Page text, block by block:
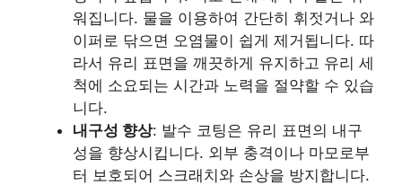
워집니다. 물을 이용하여 간단히 휘젓거나 와
이퍼로 닦으면 오염물이 쉽게 제거됩니다. 따
라서 유리 표면을 깨끗하게 유지하고 유리 세
척에 소요되는 시간과 노력을 절약할 수 있습
니다.
내구성 향상: 발수 코팅은 유리 표면의 내구
성을 향상시킵니다. 외부 충격이나 마모로부
터 보호되어 스크래치와 손상을 방지합니다.